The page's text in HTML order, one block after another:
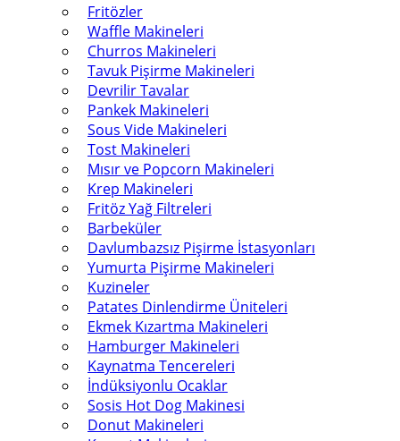
Fritözler
Waffle Makineleri
Churros Makineleri
Tavuk Pişirme Makineleri
Devrilir Tavalar
Pankek Makineleri
Sous Vide Makineleri
Tost Makineleri
Mısır ve Popcorn Makineleri
Krep Makineleri
Fritöz Yağ Filtreleri
Barbeküler
Davlumbazsız Pişirme İstasyonları
Yumurta Pişirme Makineleri
Kuzineler
Patates Dinlendirme Üniteleri
Ekmek Kızartma Makineleri
Hamburger Makineleri
Kaynatma Tencereleri
İndüksiyonlu Ocaklar
Sosis Hot Dog Makinesi
Donut Makineleri